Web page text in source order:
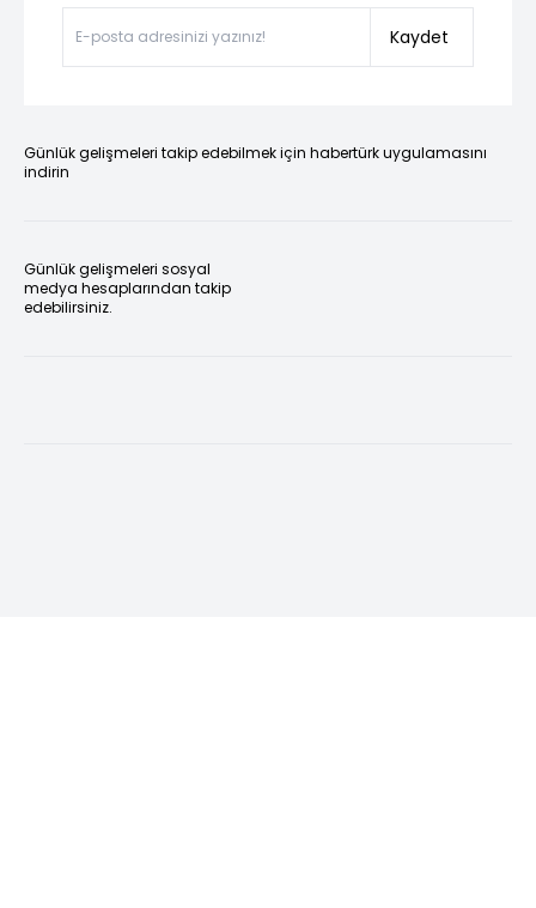
Kaydet
Günlük gelişmeleri takip edebilmek için habertürk uygulamasını
indirin
Günlük gelişmeleri sosyal
medya hesaplarından takip
edebilirsiniz.